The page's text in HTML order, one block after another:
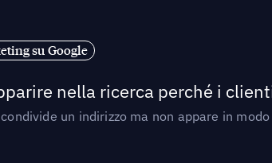
su Google
nella ricerca perché i
un indirizzo ma non appare in